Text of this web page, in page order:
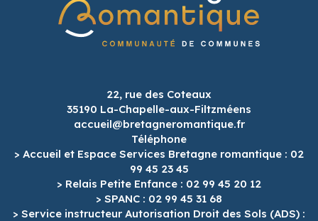
22, rue des Coteaux
35190 La-Chapelle-aux-Filtzméens
accueil@bretagneromantique.fr
Téléphone
> Accueil et Espace Services Bretagne romantique : 02
99 45 23 45
> Relais Petite Enfance : 02 99 45 20 12
> SPANC : 02 99 45 31 68
> Service instructeur Autorisation Droit des Sols (ADS) :